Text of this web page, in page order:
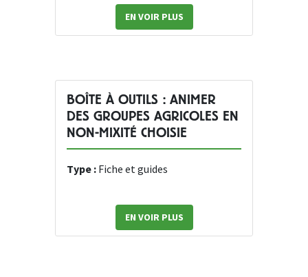
EN VOIR PLUS
BOÎTE À OUTILS : ANIMER
DES GROUPES AGRICOLES EN
NON-MIXITÉ CHOISIE
Type : Fiche et guides
EN VOIR PLUS